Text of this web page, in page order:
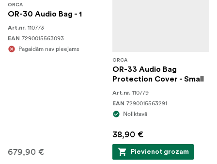
ORCA
OR-30 Audio Bag - 1
Art.nr. 110773
EAN 7290015563093
Pagaidām nav pieejams
679,90 €
ORCA
OR-33 Audio Bag
Protection Cover - Small
Art.nr. 110779
EAN 7290015563291
Noliktavā
38,90 €
Pievienot grozam